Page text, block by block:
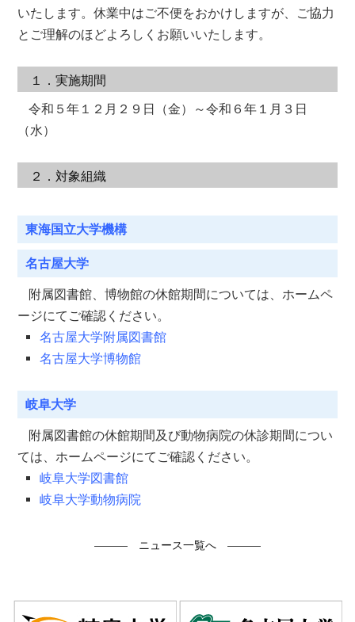
いたします。休業中はご不便をおかけしますが、ご協力
とご理解のほどよろしくお願いいたします。
１．実施期間
令和５年１２月２９日（金）～令和６年１月３日
（水）
２．対象組織
東海国立大学機構
名古屋大学
附属図書館、博物館の休館期間については、ホームペ
ージにてご確認ください。
名古屋大学附属図書館
名古屋大学博物館
岐阜大学
附属図書館の休館期間及び動物病院の休診期間につい
ては、ホームページにてご確認ください。
岐阜大学図書館
岐阜大学動物病院
――― ニュース一覧へ ―――